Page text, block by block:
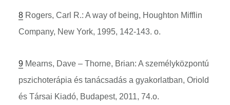
8Rogers, Carl R.: A way of being, Houghton Mifflin
Company, New York, 1995, 142-143. o.
9Mearns, Dave – Thorne, Brian: A személyközpontú
pszichoterápia és tanácsadás a gyakorlatban, Oriold
és Társai Kiadó, Budapest, 2011, 74.o.